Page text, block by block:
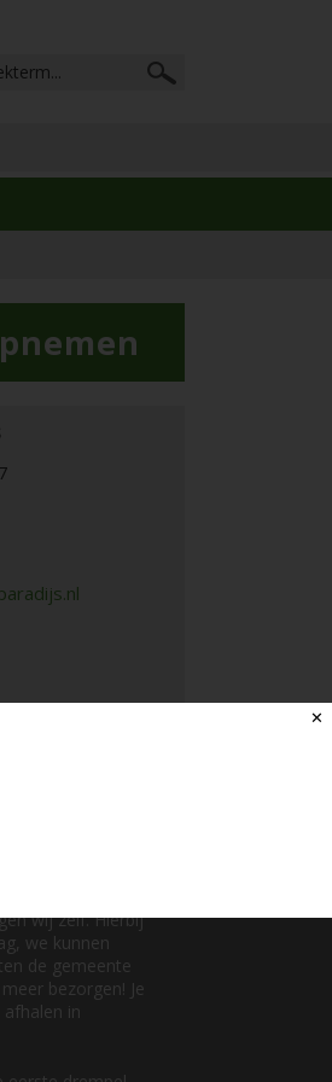
wij zelf. Hierbij
we kunnen
de gemeente
bezorgen! Je
in
✕